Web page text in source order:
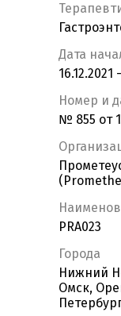
Дата
16.12.2021
Номер и
№ 855 от
PRA023
Города
Нижний
Омск,